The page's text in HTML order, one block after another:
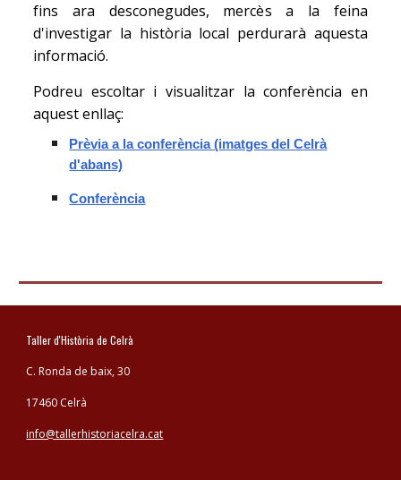
fins ara desconegudes, mercès a la feina
d'investigar la història local perdurarà aquesta
informació.
Podreu escoltar i visualitzar la conferència en
aquest enllaç:
Prèvia a la conferència (imatges del Celrà
d'abans)
Conferència
Taller d'Història de Celrà
C. Ronda de baix, 30
17460 Celrà
info@tallerhistoriacelra.cat